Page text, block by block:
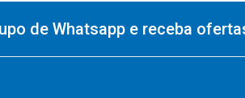
de Whatsapp e receba